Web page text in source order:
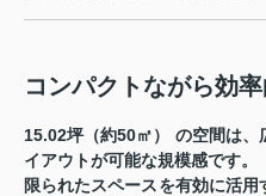
コンパクトながら効
15.02坪（約50㎡）
の空間は、
イアウトが可能な規模感です。
限られたスペースを有効に活